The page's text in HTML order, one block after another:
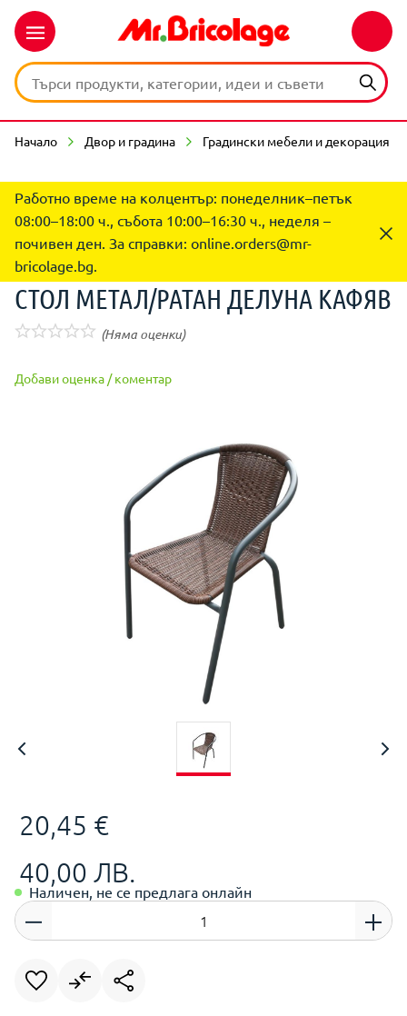
Начало Двор и градина Градински мебели и декорация
Работно време на колцентър: понеделник–петък
08:00–18:00 ч., събота 10:00–16:30 ч., неделя –
почивен ден. За справки: online.orders@mr-
bricolage.bg.
СТОЛ МЕТАЛ/РАТАН ДЕЛУНА КАФЯВ
(Няма оценки)
Добави оценка / коментар
20,45 €
40,00 ЛВ.
Наличен, не се предлага онлайн